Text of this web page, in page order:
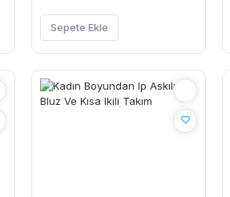
Sepete Ekle